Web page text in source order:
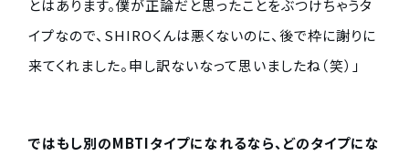
とはあります。僕が正論だと思ったことをぶつけちゃうタ
イプなので、SHIROくんは悪くないのに、後で枠に謝りに
来てくれました。申し訳ないなって思いましたね（笑）」
ではもし別のMBTIタイプになれるなら、どのタイプにな